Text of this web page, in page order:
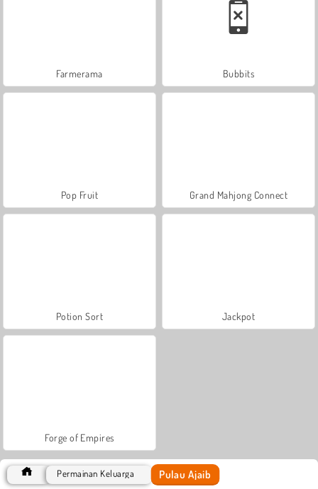
Farmerama Bubbits
Pop Fruit Grand Mahjong Connect
Potion Sort Jackpot
Forge of Empires
Permainan Keluarga Pulau Ajaib